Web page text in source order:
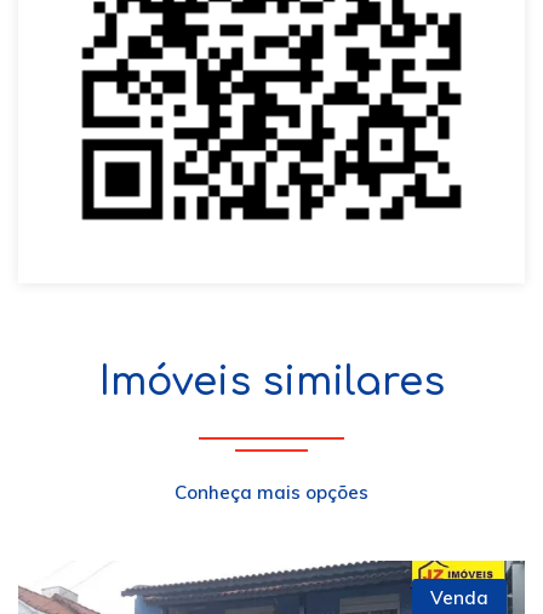
Imóveis similares
Conheça mais opções
Venda